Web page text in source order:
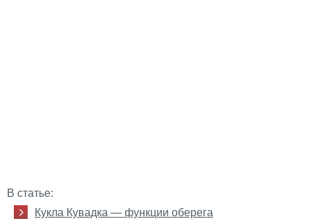
В статье:
Кукла Кувадка — функции оберега